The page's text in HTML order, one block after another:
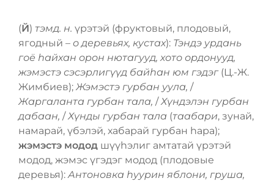
(Й) тэмд. н. үрэтэй (фруктовый, плодовый,
ягодный – о деревьях, кустах): Тэндэ урдань
гоё һайхан орон нютагууд, хото ордонууд,
жэмэстэ сэсэрлигүүд байһан юм гэдэг (Ц.-Ж.
Жимбиев); Жэмэстэ гурбан уула, /
Жаргаланта гурбан тала, /Хүндэлэн гурбан
дабаан, /Хүнды гурбан тала (таабари, зунай,
намарай, үбэлэй, хабарай гурбан һара);
жэмэстэ модод шүүһэлиг амтатай үрэтэй
модод, жэмэс үгэдэг модод (плодовые
деревья):Антоновка һуурин яблони, груша,